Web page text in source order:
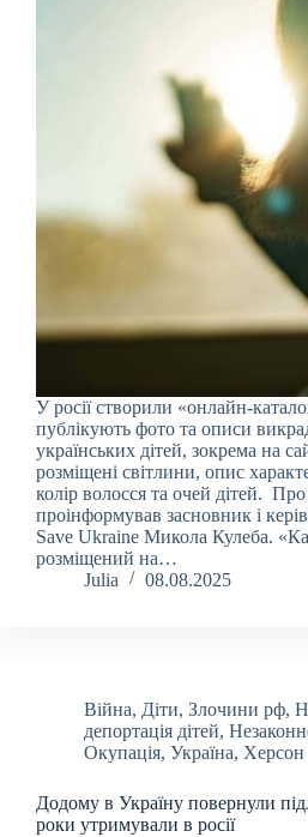
У росії створили «онлайн-
публікують фото та описи
українських дітей, зокрема на
розміщені світлини, опис
колір волосся та очей дітей.
проінформував засновник і
Save Ukraine Микола Кулеба.
розміщений на…
Julia
08.08.2025
Війна, Діти, Злочини рф,
депортація дітей,
Окупація, Україна, Херсон
Додому в Україну повернули
роки утримували в росії